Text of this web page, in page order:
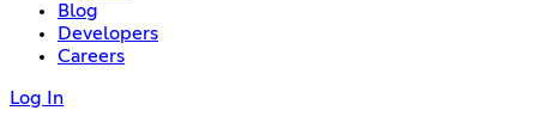
Blog
Developers
Careers
Log In